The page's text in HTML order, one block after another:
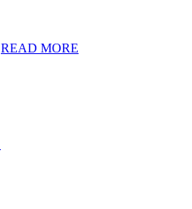
READ MORE